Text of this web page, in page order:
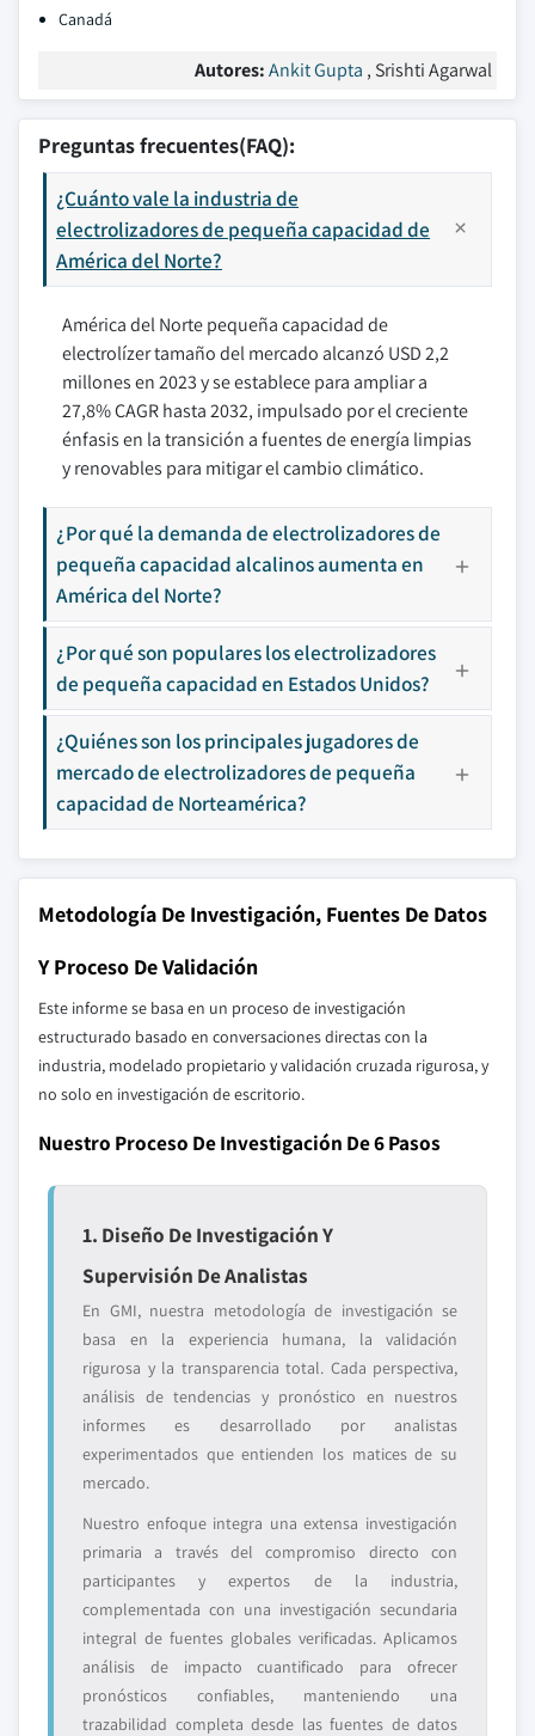
Canadá
Autores:Ankit Gupta , Srishti Agarwal
Preguntas frecuentes(FAQ):
¿Cuánto vale la industria de
electrolizadores de pequeña capacidad de
América del Norte?
América del Norte pequeña capacidad de
electrolízer tamaño del mercado alcanzó USD 2,2
millones en 2023 y se establece para ampliar a
27,8% CAGR hasta 2032, impulsado por el creciente
énfasis en la transición a fuentes de energía limpias
y renovables para mitigar el cambio climático.
¿Por qué la demanda de electrolizadores de
pequeña capacidad alcalinos aumenta en
América del Norte?
¿Por qué son populares los electrolizadores
de pequeña capacidad en Estados Unidos?
¿Quiénes son los principales jugadores de
mercado de electrolizadores de pequeña
capacidad de Norteamérica?
Metodología De Investigación, Fuentes De Datos
Y Proceso De Validación
Este informe se basa en un proceso de investigación
estructurado basado en conversaciones directas con la
industria, modelado propietario y validación cruzada rigurosa, y
no solo en investigación de escritorio.
Nuestro Proceso De Investigación De 6 Pasos
1. Diseño De Investigación Y
Supervisión De Analistas
En GMI, nuestra metodología de investigación se
basa en la experiencia humana, la validación
rigurosa y la transparencia total. Cada perspectiva,
análisis de tendencias y pronóstico en nuestros
informes es desarrollado por analistas
experimentados que entienden los matices de su
mercado.
Nuestro enfoque integra una extensa investigación
primaria a través del compromiso directo con
participantes y expertos de la industria,
complementada con una investigación secundaria
integral de fuentes globales verificadas. Aplicamos
análisis de impacto cuantificado para ofrecer
pronósticos confiables, manteniendo una
trazabilidad completa desde las fuentes de datos